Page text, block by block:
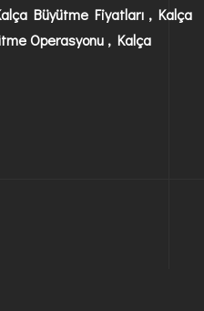
Büyütme Fiyatları , Kalça
Operasyonu , Kalça